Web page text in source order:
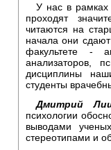
У нас в рамках
проходят
читаются на
начала они
факультете -
анализаторов,
дисциплины
студенты
Дмитрий
психологии
выводами
стереотипами и